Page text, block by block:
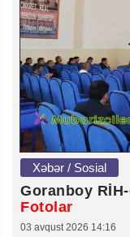
Xəbər / Sosial
Goranboy
Fotolar
03 avqust 2026 14:16